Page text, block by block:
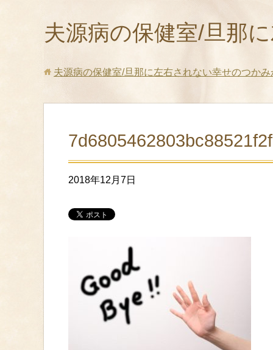
夫源病の保健室/旦那
夫源病の保健室/旦那に左右されない幸せのつかみ
2018年12月7日